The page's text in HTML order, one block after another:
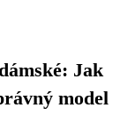
Jak
model